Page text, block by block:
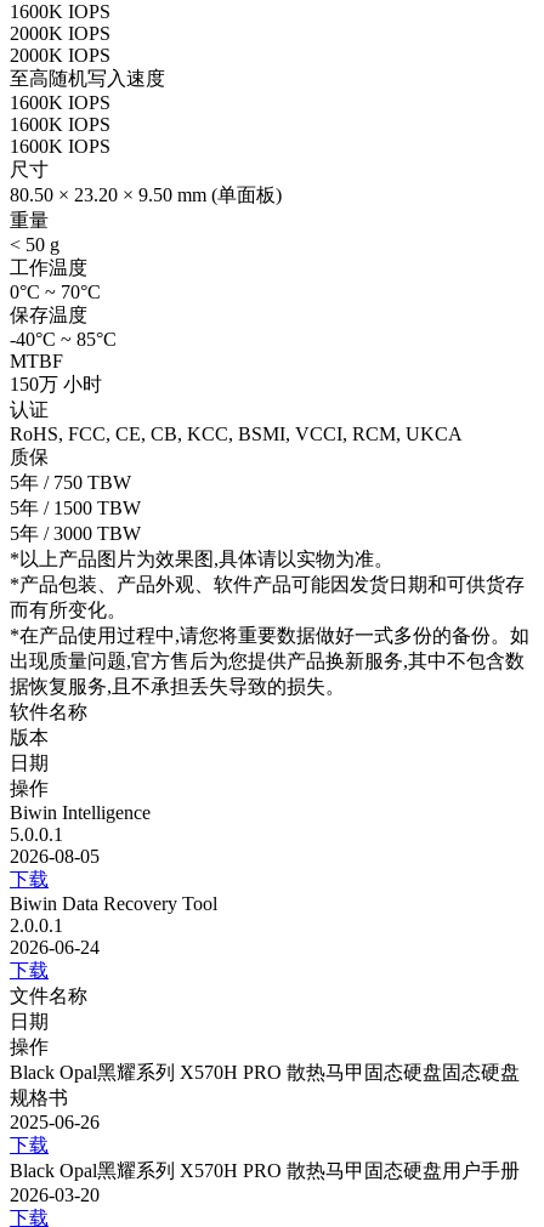
1600K IOPS
2000K IOPS
2000K IOPS
至高随机写入速度
1600K IOPS
1600K IOPS
1600K IOPS
尺寸
80.50 × 23.20 × 9.50 mm (单面板)
重量
< 50 g
工作温度
0°C ~ 70°C
保存温度
-40°C ~ 85°C
MTBF
150万 小时
认证
RoHS, FCC, CE, CB, KCC, BSMI, VCCI, RCM, UKCA
质保
5年 / 750 TBW
5年 / 1500 TBW
5年 / 3000 TBW
*以上产品图片为效果图,具体请以实物为准。
*产品包装、产品外观、软件产品可能因发货日期和可供货存
而有所变化。
*在产品使用过程中,请您将重要数据做好一式多份的备份。如
出现质量问题,官方售后为您提供产品换新服务,其中不包含数
据恢复服务,且不承担丢失导致的损失。
软件名称
版本
日期
操作
Biwin Intelligence
5.0.0.1
2026-08-05
下载
Biwin Data Recovery Tool
2.0.0.1
2026-06-24
下载
文件名称
日期
操作
Black Opal黑耀系列 X570H PRO 散热马甲固态硬盘固态硬盘
规格书
2025-06-26
下载
Black Opal黑耀系列 X570H PRO 散热马甲固态硬盘用户手册
2026-03-20
下载